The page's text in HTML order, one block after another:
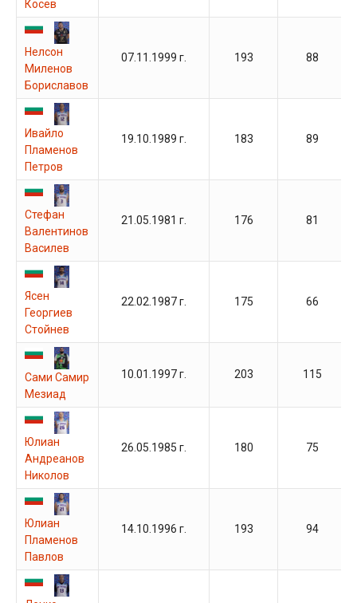
Косев
Нелсон
Миленов
Бориславов
07.11.1999 г. 193 88
Ивайло
Пламенов
Петров
19.10.1989 г. 183 89
Стефан
Валентинов
Василев
21.05.1981 г. 176 81
Ясен
Георгиев
Стойнев
22.02.1987 г. 175 66
Сами Самир
Мезиад
10.01.1997 г. 203 115
Юлиан
Андреанов
Николов
26.05.1985 г. 180 75
Юлиан
Пламенов
Павлов
14.10.1996 г. 193 94